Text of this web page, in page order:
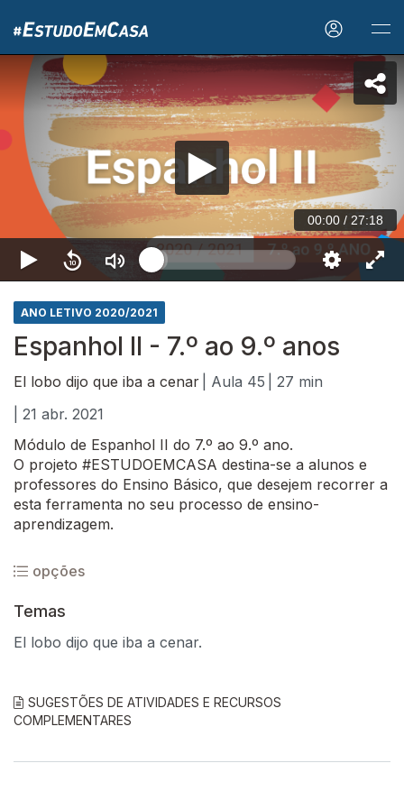
00:00 / 27:18
ANO LETIVO 2020/2021
Espanhol II - 7.º ao 9.º anos
El lobo dijo que iba a cenar | Aula 45
| 27 min
| 21 abr. 2021
Módulo de Espanhol II do 7.º ao 9.º ano.
O projeto #ESTUDOEMCASA destina-se a alunos e
professores do Ensino Básico, que desejem recorrer a
esta ferramenta no seu processo de ensino-
aprendizagem.
opções
Temas
El lobo dijo que iba a cenar.
SUGESTÕES DE ATIVIDADES E RECURSOS
COMPLEMENTARES